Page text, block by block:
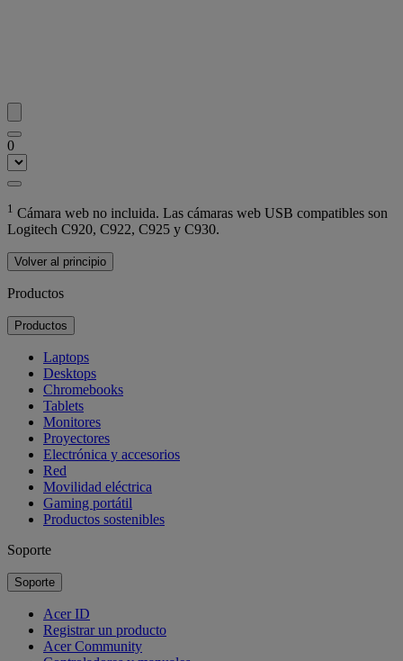
0
1 Cámara web no incluida. Las cámaras web USB compatibles son
Logitech C920, C922, C925 y C930.
Volver al principio
Productos
Productos
Laptops
Desktops
Chromebooks
Tablets
Monitores
Proyectores
Electrónica y accesorios
Red
Movilidad eléctrica
Gaming portátil
Productos sostenibles
Soporte
Soporte
Acer ID
Registrar un producto
Acer Community